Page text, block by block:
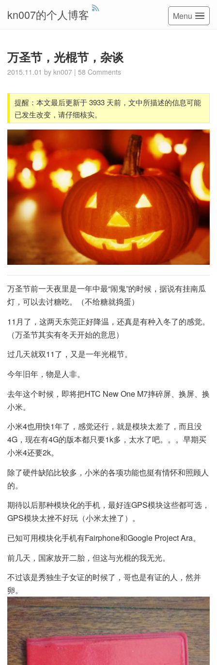
kn007的个人博客 Menu
万圣节，光棍节，杂谈
2015.11.01 by kn007 | 58 Comments
提醒：本文最后更新于 3933 天前，文中所描述的信息可能
已发生改变，请仔细核实。
万圣节前一天夜里是一年中最“闹鬼”的时候，据说有挂南瓜
灯，可以去讨糖吃。（不给糖就捣蛋）
11月了，这两天东莞正好降温，还真是有种入冬了的感觉。
（万圣节其实有冬天开始的意思）
过几天就双11了，又是一年光棍节。
今年旧年，物是人非。
去年这个时候，即将把HTC New One M7摔碎屏、换屏、换
小米。
小米4也用快1年了，感觉还行，就是模块太差了，而且没
4G，现在有4G的版本都只要1k多，太水了吧。。。早期买
小米4还要2k。
除了硬件缺陷比较多，小米的各项功能也挺有情怀和照顾人
的。
期待以后那种模块化的手机，最好连GPS模块这些都可选，
GPS模块太挫不好玩（小米太挫了）。
已知可用模块化手机有Fairphone和Google Project Ara。
前几天，国家放开二胎，但这与光棍的我无光。
不过该是秀独生子女证的时候了，哥也是有证的人，然并
卵。